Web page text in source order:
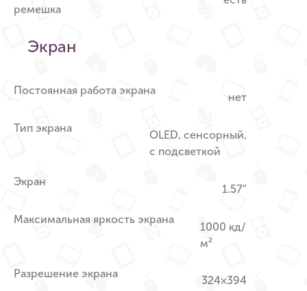
ремешка
Экран
Постоянная работа экрана
нет
Тип экрана
OLED, сенсорный,
с подсветкой
Экран
1.57″
Максимальная яркость экрана
1000 кд/
м²
Разрешение экрана
324×394